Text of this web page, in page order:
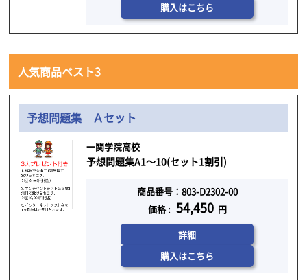
購入はこちら
人気商品ベスト3
予想問題集 Ａセット
一関学院高校
予想問題集A1～10(セット1割引)
商品番号：803-D2302-00
価格 : 54,450 円
詳細
購入はこちら